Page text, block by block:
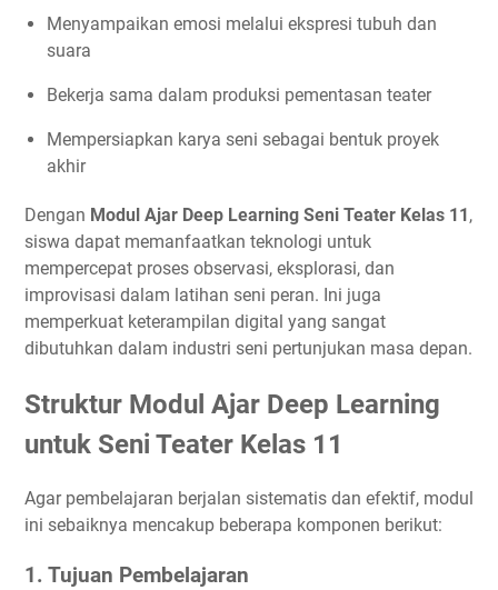
Menyampaikan emosi melalui ekspresi tubuh dan
suara
Bekerja sama dalam produksi pementasan teater
Mempersiapkan karya seni sebagai bentuk proyek
akhir
Dengan Modul Ajar Deep Learning Seni Teater Kelas 11,
siswa dapat memanfaatkan teknologi untuk
mempercepat proses observasi, eksplorasi, dan
improvisasi dalam latihan seni peran. Ini juga
memperkuat keterampilan digital yang sangat
dibutuhkan dalam industri seni pertunjukan masa depan.
Struktur Modul Ajar Deep Learning
untuk Seni Teater Kelas 11
Agar pembelajaran berjalan sistematis dan efektif, modul
ini sebaiknya mencakup beberapa komponen berikut:
1. Tujuan Pembelajaran